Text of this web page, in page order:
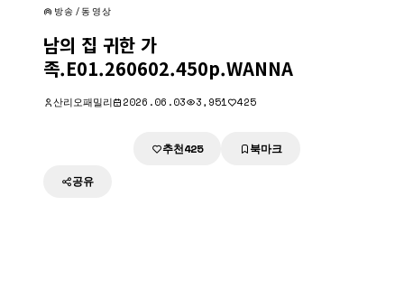
방송/동영상
남의 집 귀한 가
족.E01.260602.450p.WANNA
산리오패밀리 2026.06.03 3,951 425
추천425 북마크
공유